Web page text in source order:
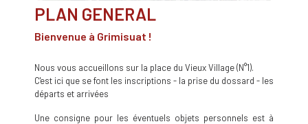
PLAN GENERAL
Bienvenue à Grimisuat !
Nous vous accueillons sur la place du Vieux Village (N°1).
C'est ici que se font les inscriptions - la prise du dossard - les
départs et arrivées
Une consigne pour les éventuels objets personnels est à